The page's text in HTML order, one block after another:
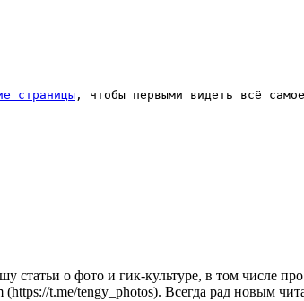
страницы , чтобы первыми видеть всё
о фото и гик-культуре, в том числе
t.me/tengy_photos). Всегда рад новым